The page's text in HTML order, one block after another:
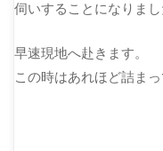
伺いすることになりまし
早速現地へ赴きます。
この時はあれほど詰ま